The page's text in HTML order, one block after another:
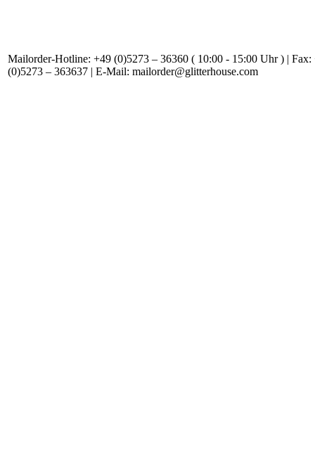
Mailorder-Hotline: +49 (0)5273 – 36360 ( 10:00 - 15:00 Uhr ) | Fax:
(0)5273 – 363637 | E-Mail: mailorder@glitterhouse.com